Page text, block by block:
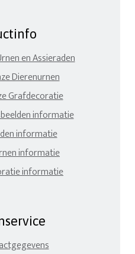
en Assieraden
Dierenurnen
Grafdecoratie
informatie
informatie
informatie
informatie